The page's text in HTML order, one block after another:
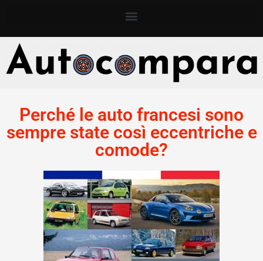
Perché le auto francesi sono
sempre state così eccentriche e
comode?